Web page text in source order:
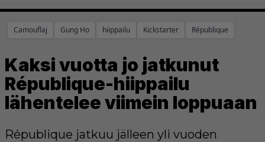
Camouflaj Gung Ho hiippailu Kickstarter République
Kaksi vuotta jo jatkunut
République-hiippailu
lähentelee viimein loppuaan
République jatkuu jälleen yli vuoden